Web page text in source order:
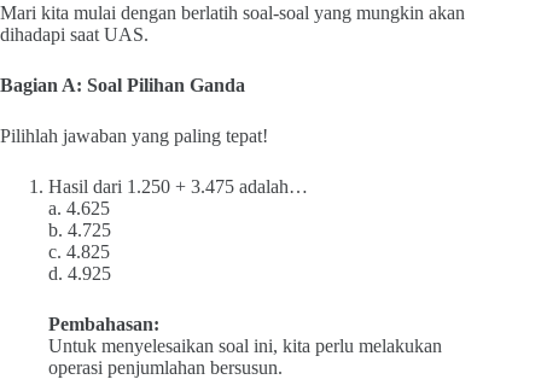
Mari kita mulai dengan berlatih soal-soal yang mungkin akan
dihadapi saat UAS.
Bagian A: Soal Pilihan Ganda
Pilihlah jawaban yang paling tepat!
Hasil dari 1.250 + 3.475 adalah…
a. 4.625
b. 4.725
c. 4.825
d. 4.925
Pembahasan:
Untuk menyelesaikan soal ini, kita perlu melakukan
operasi penjumlahan bersusun.